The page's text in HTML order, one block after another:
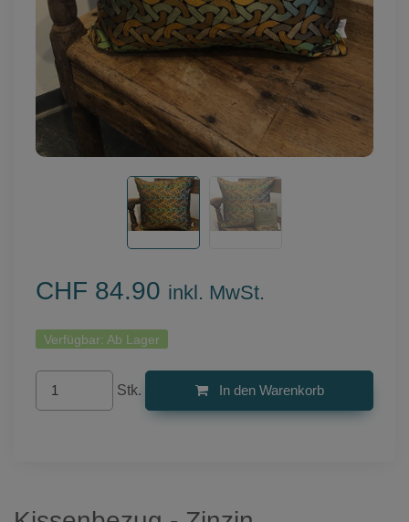
CHF 84.90 inkl. MwSt.
Verfügbar: Ab Lager
Stk. In den Warenkorb